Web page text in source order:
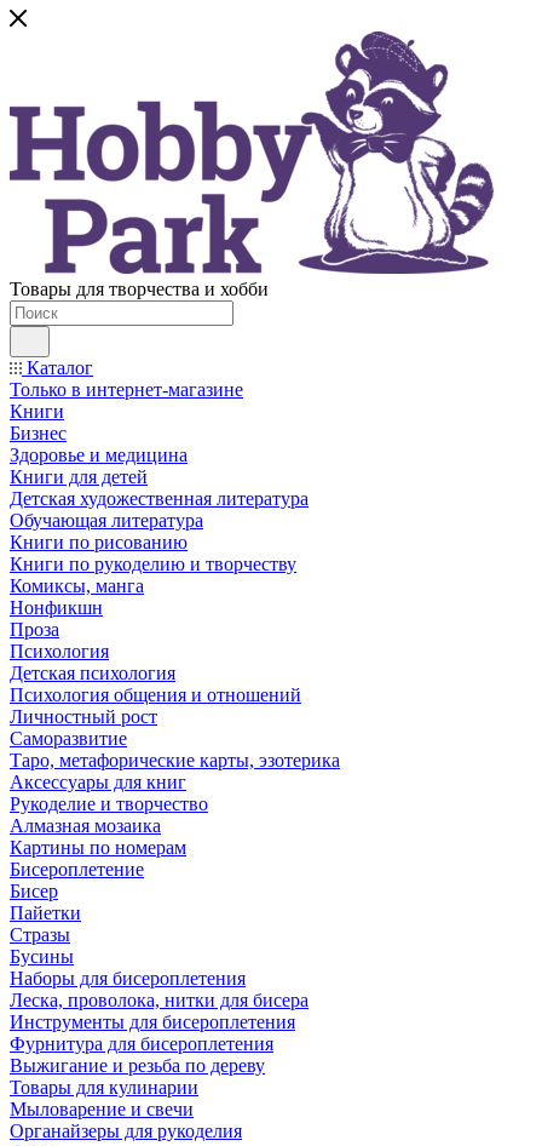
Товары для творчества и хобби
Каталог
Только в интернет-магазине
Книги
Бизнес
Здоровье и медицина
Книги для детей
Детская художественная литература
Обучающая литература
Книги по рисованию
Книги по рукоделию и творчеству
Комиксы, манга
Нонфикшн
Проза
Психология
Детская психология
Психология общения и отношений
Личностный рост
Саморазвитие
Таро, метафорические карты, эзотерика
Аксессуары для книг
Рукоделие и творчество
Алмазная мозаика
Картины по номерам
Бисероплетение
Бисер
Пайетки
Стразы
Бусины
Наборы для бисероплетения
Леска, проволока, нитки для бисера
Инструменты для бисероплетения
Фурнитура для бисероплетения
Выжигание и резьба по дереву
Товары для кулинарии
Мыловарение и свечи
Органайзеры для рукоделия